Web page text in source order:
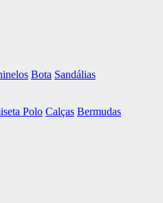
Bota Sandálias
Polo Calças Bermudas